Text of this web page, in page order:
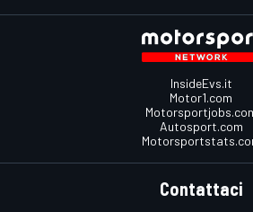
InsideEvs.it
Motor1.com
Autosport.com
Contattaci